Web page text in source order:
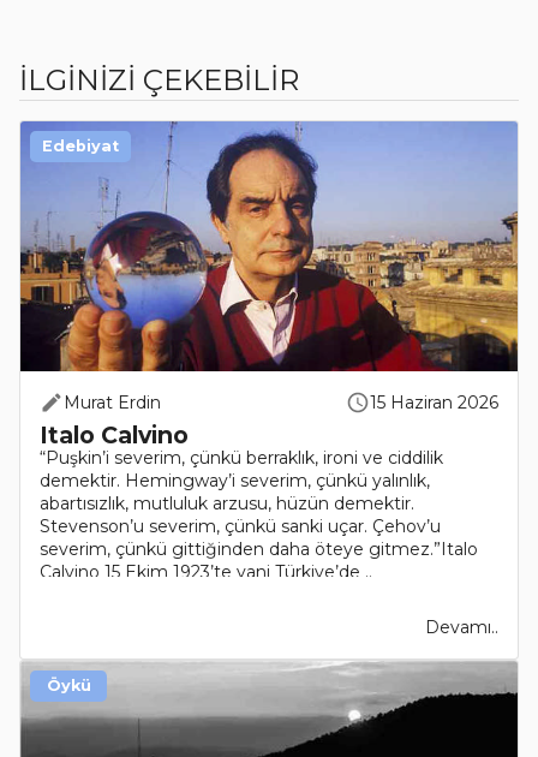
İLGİNİZİ ÇEKEBİLİR
Murat Erdin 15 Haziran 2026
Italo Calvino
“Puşkin’i severim, çünkü berraklık, ironi ve ciddilik
demektir. Hemingway’i severim, çünkü yalınlık,
abartısızlık, mutluluk arzusu, hüzün demektir.
Stevenson’u severim, çünkü sanki uçar. Çehov’u
severim, çünkü gittiğinden daha öteye gitmez.”Italo
Calvino 15 Ekim 1923’te yani Türkiye’de ..
Devamı..
Edebiyat
Öykü